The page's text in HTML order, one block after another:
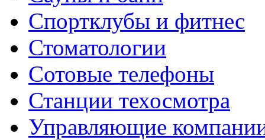
Спортклубы и фитнес
Стоматологии
Сотовые телефоны
Станции техосмотра
Управляющие